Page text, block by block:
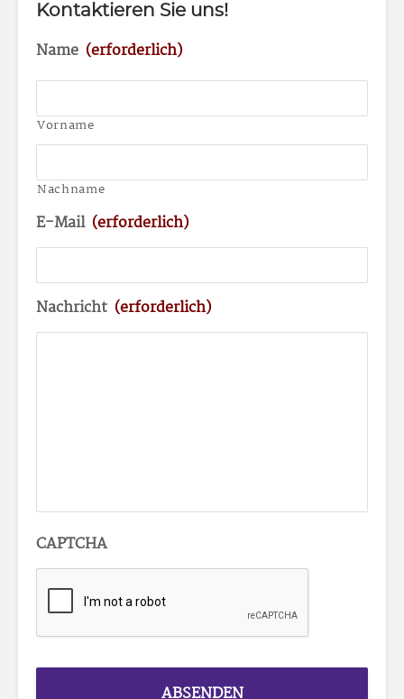
Kontaktieren Sie uns!
Name (erforderlich)
Vorname
Nachname
E-Mail (erforderlich)
Nachricht (erforderlich)
CAPTCHA